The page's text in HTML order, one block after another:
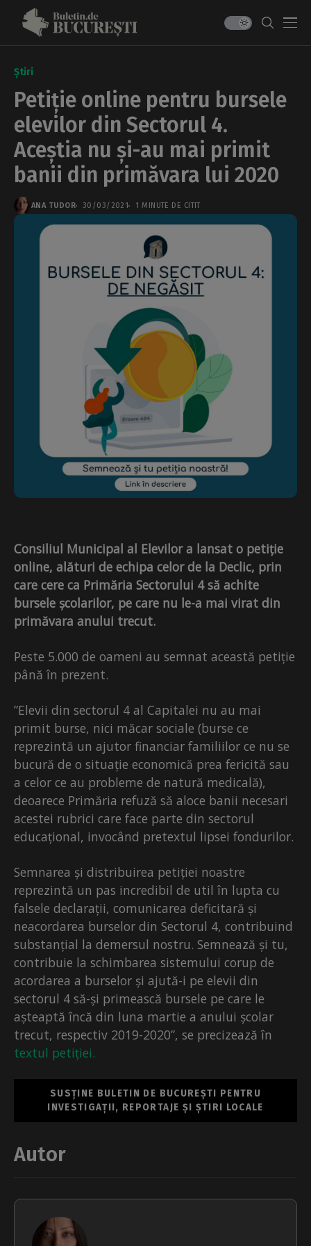
Știri
Petiție online pentru bursele
elevilor din Sectorul 4.
Aceștia nu și-au mai primit
banii din primăvara lui 2020
ANA TUDOR 30/03/2021 1 MINUTE DE CITIT
Consiliul Municipal al Elevilor a lansat o petiție
online, alături de echipa celor de la Declic, prin
care cere ca Primăria Sectorului 4 să achite
bursele școlarilor, pe care nu le-a mai virat din
primăvara anului trecut.
Peste 5.000 de oameni au semnat această petiție
până în prezent.
”Elevii din sectorul 4 al Capitalei nu au mai
primit burse, nici măcar sociale (burse ce
reprezintă un ajutor financiar familiilor ce nu se
bucură de o situație economică prea fericită sau
a celor ce au probleme de natură medicală),
deoarece Primăria refuză să aloce banii necesari
acestei rubrici care face parte din sectorul
educațional, invocând pretextul lipsei fondurilor.
Semnarea și distribuirea petiției noastre
reprezintă un pas incredibil de util în lupta cu
falsele declarații, comunicarea deficitară și
neacordarea burselor din Sectorul 4, contribuind
substanțial la demersul nostru. Semnează și tu,
contribuie la schimbarea sistemului corup de
acordarea a burselor și ajută-i pe elevii din
sectorul 4 să-și primească bursele pe care le
așteaptă încă din luna martie a anului școlar
trecut, respectiv 2019-2020”, se precizează în
textul petiției.
SUSȚINE BULETIN DE BUCUREȘTI PENTRU
INVESTIGAȚII, REPORTAJE ȘI ȘTIRI LOCALE
Autor